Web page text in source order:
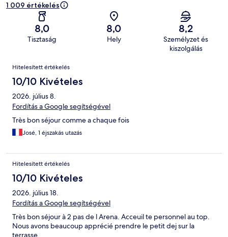
1 009 értékelés
8,0
Tisztaság
8,0
Hely
8,2
Személyzet és
kiszolgálás
Értékelések
Hitelesített értékelés
10/10 Kivételes
2026. július 8.
Fordítás a Google segítségével
Très bon séjour comme a chaque fois
José, 1 éjszakás utazás
Hitelesített értékelés
10/10 Kivételes
2026. július 18.
Fordítás a Google segítségével
Très bon séjour à 2 pas de l Arena. Acceuil te personnel au top.
Nous avons beaucoup apprécié prendre le petit dej sur la
terrasse.